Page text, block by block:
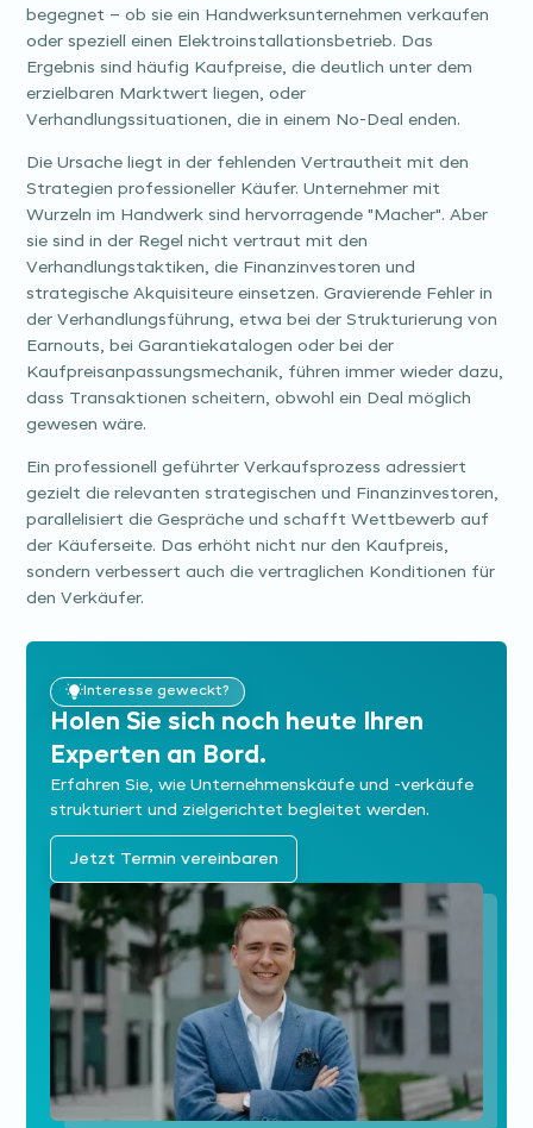
begegnet – ob sie ein Handwerksunternehmen verkaufen
oder speziell einen Elektroinstallationsbetrieb. Das
Ergebnis sind häufig Kaufpreise, die deutlich unter dem
erzielbaren Marktwert liegen, oder
Verhandlungssituationen, die in einem No-Deal enden.
Die Ursache liegt in der fehlenden Vertrautheit mit den
Strategien professioneller Käufer. Unternehmer mit
Wurzeln im Handwerk sind hervorragende "Macher". Aber
sie sind in der Regel nicht vertraut mit den
Verhandlungstaktiken, die Finanzinvestoren und
strategische Akquisiteure einsetzen. Gravierende Fehler in
der Verhandlungsführung, etwa bei der Strukturierung von
Earnouts, bei Garantiekatalogen oder bei der
Kaufpreisanpassungsmechanik, führen immer wieder dazu,
dass Transaktionen scheitern, obwohl ein Deal möglich
gewesen wäre.
Ein professionell geführter Verkaufsprozess adressiert
gezielt die relevanten strategischen und Finanzinvestoren,
parallelisiert die Gespräche und schafft Wettbewerb auf
der Käuferseite. Das erhöht nicht nur den Kaufpreis,
sondern verbessert auch die vertraglichen Konditionen für
den Verkäufer.
Interesse geweckt?
Holen Sie sich noch heute Ihren
Experten an Bord.
Erfahren Sie, wie Unternehmens­käufe und -verkäufe
strukturiert und zielgerichtet begleitet werden.
Jetzt Termin vereinbaren